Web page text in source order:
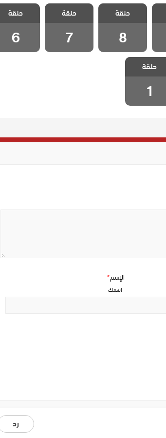
مسلسل مد وجزر
مدبلج الحلقة 8
حلقة
8
مسلسل مد وجزر
مدبلج الحلقة 7
حلقة
7
مسلسل مد
مدبلج الحلقة 6
حلقة
6
مد وجزر
مدبلج الحلقة 1
حلقة
1
الإسم*
اسمك
رد